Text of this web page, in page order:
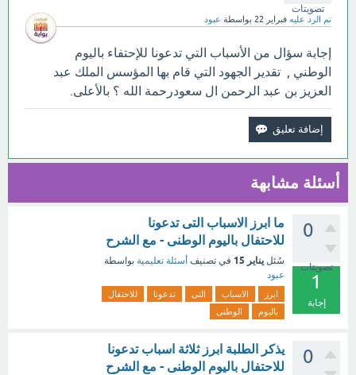
تصويتات
تم الرد عليه فبراير 22 بواسطة عبود
إجابة سؤال من الأسباب التي تدعونا للإحتفاء باليوم
الوطني , تقدير الجهود التي قام بها المؤسس الملك عبد
العزيز بن عبد الرحمن ال سعودرحمة الله ؟ بالأعلى.
أسئلة مشابهة
0
تصويتات
1
إجابة
ما ابرز الاسباب التى تدعونا
للاحتفال باليوم الوطنى - مع الشرح
سُئل يناير 15 في تصنيف أسئلة تعليمية بواسطة
عبود
ابرز الاسباب التى تدعونا
للاحتفال
باليوم
الوطنى
0
يذكر الطلبة ابرز ثلاثة اسباب تدعونا
للاحتفال باليوم الوطنى - مع الشرح